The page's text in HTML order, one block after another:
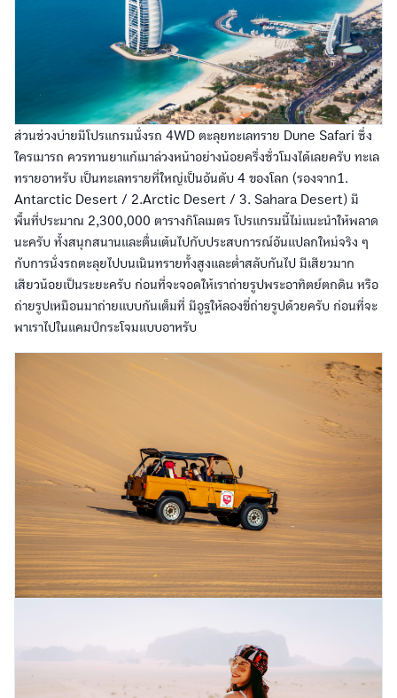
ส่วนช่วงบ่ายมีโปรแกรมนั่งรถ 4WD ตะลุยทะเลทราย Dune Safari ซึ่ง
ใครเมารถ ควรทานยาแก้เมาล่วงหน้าอย่างน้อยครึ่งชั่วโมงได้เลยครับ ทะเล
ทรายอาหรับ เป็นทะเลทรายที่ใหญ่เป็นอันดับ 4 ของโลก (รองจาก1.
Antarctic Desert / 2.Arctic Desert / 3. Sahara Desert) มี
พื้นที่ประมาณ 2,300,000 ตารางกิโลเมตร โปรแกรมนี้ไม่แนะนำให้พลาด
นะครับ ทั้งสนุกสนานและตื่นเต้นไปกับประสบการณ์อันแปลกใหม่จริง ๆ
กับการนั่งรถตะลุยไปบนเนินทรายทั้งสูงและต่ำสลับกันไป มีเสียวมาก
เสียวน้อยเป็นระยะครับ ก่อนที่จะจอดให้เราถ่ายรูปพระอาทิตย์ตกดิน หรือ
ถ่ายรูปเหมือนมาถ่ายแบบกันเต็มที่ มีอูฐให้ลองขี่ถ่ายรูปด้วยครับ ก่อนที่จะ
พาเราไปในแคมป์กระโจมแบบอาหรับ